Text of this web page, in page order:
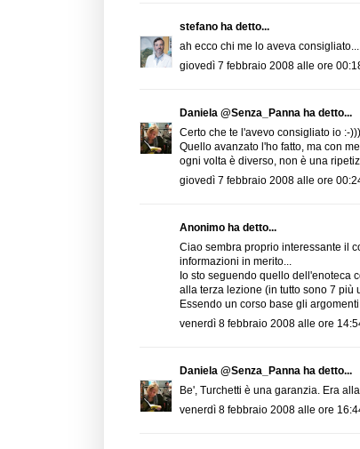
stefano ha detto...
ah ecco chi me lo aveva
giovedì 7 febbraio 2008 alle ore
Daniela @Senza_Panna ha detto...
Certo che te l'avevo consigliato io :-
Quello avanzato l'ho fatto, ma con
ogni volta è diverso, non è una
giovedì 7 febbraio 2008 alle ore
Anonimo ha detto...
Ciao sembra proprio interessante il
informazioni in merito...
Io sto seguendo quello dell'enoteca
alla terza lezione (in tutto sono 7 più
Essendo un corso base gli
venerdì 8 febbraio 2008 alle ore
Daniela @Senza_Panna ha detto...
Be', Turchetti è una garanzia. Era
venerdì 8 febbraio 2008 alle ore